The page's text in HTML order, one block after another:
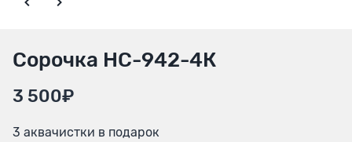
Сорочка HC-942-4К
3 500₽
3 аквачистки в подарок